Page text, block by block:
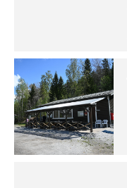
rannalla
pääsee
irti
arjesta
Lue
Leirintäoppaan
artikkeli:
Aivan